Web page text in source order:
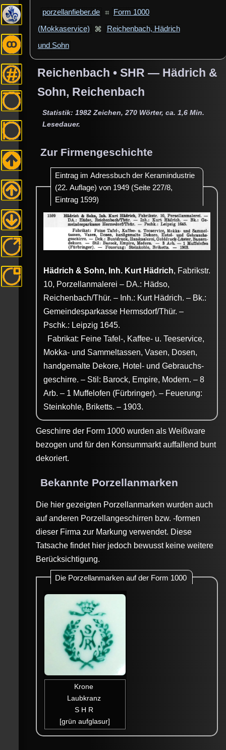
porzellanfieber.de ⌗ Form 1000
(Mokkaservice) ⌘ Reichenbach, Hädrich
und Sohn
Reichenbach • SHR ― Hädrich &
Sohn, Reichenbach
Statistik: 1982 Zeichen, 270 Wörter, ca. 1,6 Min.
Lesedauer.
Zur Firmengeschichte
Eintrag im Adressbuch der Keramindustrie
(22. Auflage) von 1949 (Seite 227/8,
Eintrag 1599)
Hädrich & Sohn, Inh. Kurt Hädrich, Fabrikstr.
10, Porzellanmalerei – DA.: Hädso,
Reichenbach/Thür. – Inh.: Kurt Hädrich. – Bk.:
Gemeindesparkasse Hermsdorf/Thür. –
Pschk.: Leipzig 1645.
Fabrikat: Feine Tafel-, Kaffee- u. Teeservice,
Mokka- und Sammeltassen, Vasen, Dosen,
handgemalte Dekore, Hotel- und Gebrauchs­
geschirre. – Stil: Barock, Empire, Modern. – 8
Arb. – 1 Muffelofen (Fürbringer). – Feuerung:
Steinkohle, Briketts. – 1903.
Geschirre der Form 1000 wurden als Weißware
bezogen und für den Konsummarkt auffallend bunt
dekoriert.
Bekannte Porzellanmarken
Die hier gezeigten Porzellanmarken wurden auch
auf anderen Porzellangeschirren bzw. -formen
dieser Firma zur Markung verwendet. Diese
Tatsache findet hier jedoch bewusst keine weitere
Berücksichtigung.
Die Porzellanmarken auf der Form 1000
Krone
Laubkranz
S H R
[grün aufglasur]